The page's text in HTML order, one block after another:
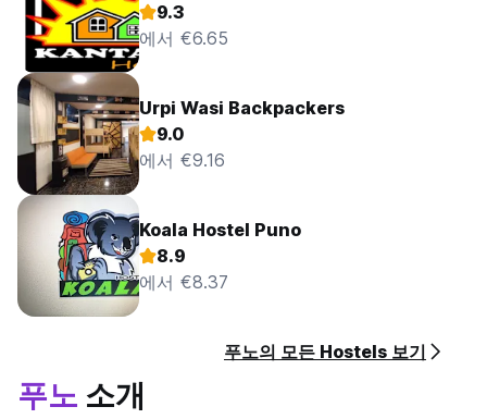
9.3
에서 €6.65
Urpi Wasi Backpackers
9.0
에서 €9.16
Koala Hostel Puno
8.9
에서 €8.37
푸노의 모든 Hostels 보기
푸노 소개